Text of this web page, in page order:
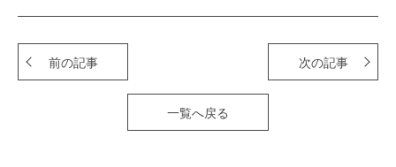
前の記事 次の記事
一覧へ戻る